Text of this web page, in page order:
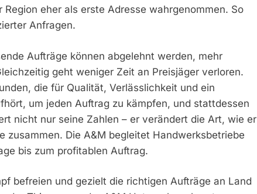
eher als erste Adresse wahrgenommen. So
Anfragen.
Aufträge können abgelehnt werden, mehr
geht weniger Zeit an Preisjäger verloren.
die für Qualität, Verlässlichkeit und ein
um jeden Auftrag zu kämpfen, und stattdessen
nicht nur seine Zahlen – er verändert die Art, wie er
zusammen. Die A&M begleitet Handwerksbetriebe
bis zum profitablen Auftrag.
befreien und gezielt die richtigen Aufträge an Land